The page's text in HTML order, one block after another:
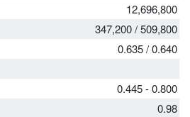
12,696,800
347,200/509,800
0.635/0.640
0.445 - 0.800
0.98